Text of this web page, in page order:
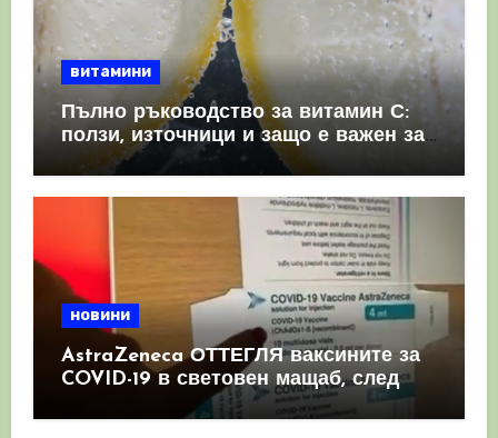
витамини
Пълно ръководство за витамин С:
ползи, източници и защо е важен за
имунната система
новини
AstraZeneca ОТТЕГЛЯ ваксините за
COVID-19 в световен мащаб, след
като призна, че те причиняват
КРЪВНИ съсиреци